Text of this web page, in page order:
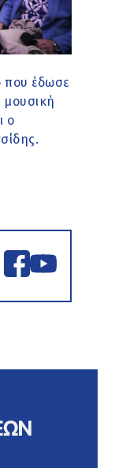
που έδωσε
μουσική
ο